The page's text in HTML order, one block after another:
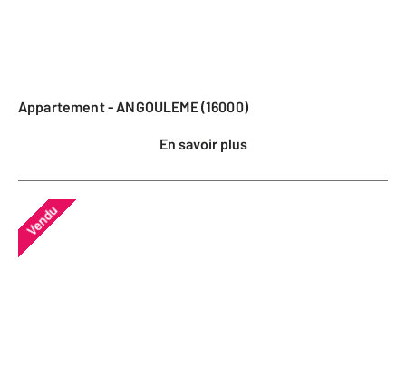
Appartement - ANGOULEME (16000)
En savoir plus
Vendu